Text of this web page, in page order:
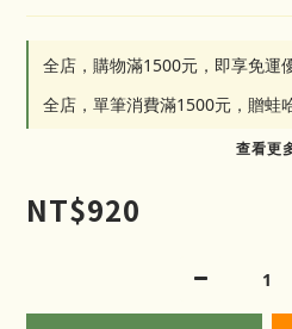
全店，購物滿1500元，即享免運
全店，單筆消費滿1500元，贈蛙
查看更
NT$920